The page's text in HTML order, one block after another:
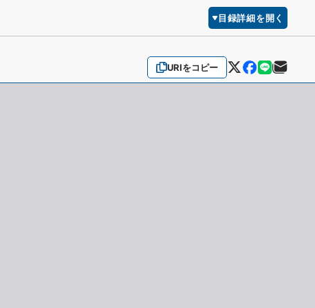
目録詳細を開く
URIをコピー